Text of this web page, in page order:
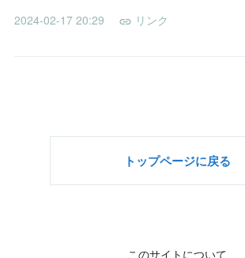
2024-02-17 20:29 リンク
トップページに戻る
このサイトについて